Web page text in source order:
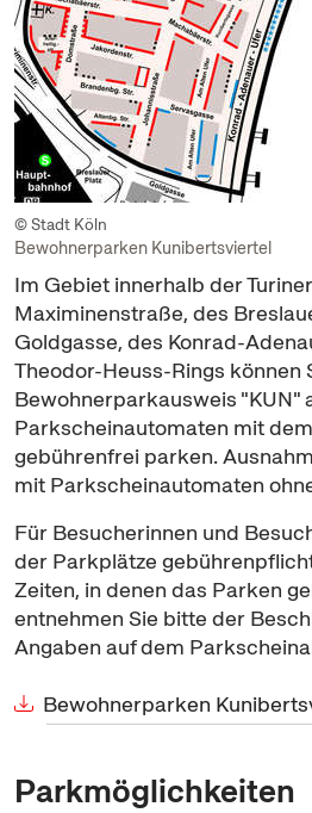
© Stadt Köln
Bewohnerparken Kunibertsviertel
Im Gebiet innerhalb der
Maximinenstraße, des
Goldgasse, des Konrad-
Theodor-Heuss-Rings können
Bewohnerparkausweis "KUN"
Parkscheinautomaten mit
gebührenfrei parken.
mit Parkscheinautomaten
Für Besucherinnen und
der Parkplätze
Zeiten, in denen das Parken
entnehmen Sie bitte der
Angaben auf dem
Bewohnerparken
Parkmöglichkeiten